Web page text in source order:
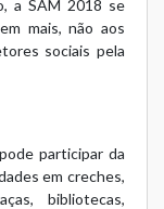
a SAM 2018 se
mais, não aos
sociais pela
participar da
em creches,
bibliotecas,